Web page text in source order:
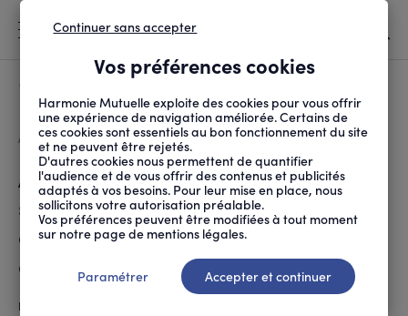
D'ARIANE
ACCUEIL SANTÉ ET SOINS ACCÈS AUX SOINS ADDICTIONS : LES CEN...
Addictions : les centres de
soins, d’accompagnement et
de prévention en addictologie,
des lieux pour se libérer
Publié le
Vos préférences cookies
Harmonie Mutuelle exploite des cookies pour vous offrir
une expérience de navigation améliorée. Certains de
ces cookies sont essentiels au bon fonctionnement du site
et ne peuvent être rejetés.
D'autres cookies nous permettent de quantifier
l'audience et de vous offrir des contenus et publicités
adaptés à vos besoins. Pour leur mise en place, nous
sollicitons votre autorisation préalable.
Vos préférences peuvent être modifiées à tout moment
sur notre page de mentions légales.
Continuer sans accepter
Paramétrer Accepter et continuer